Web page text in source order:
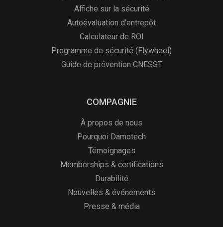
Affiche sur la sécurité
Autoévaluation d'entrepôt
Calculateur de ROI
Programme de sécurité (Flywheel)
Guide de prévention CNESST
COMPAGNIE
À propos de nous
Pourquoi Damotech
Témoignages
Memberships & certifications
Durabilité
Nouvelles & événements
Presse & média